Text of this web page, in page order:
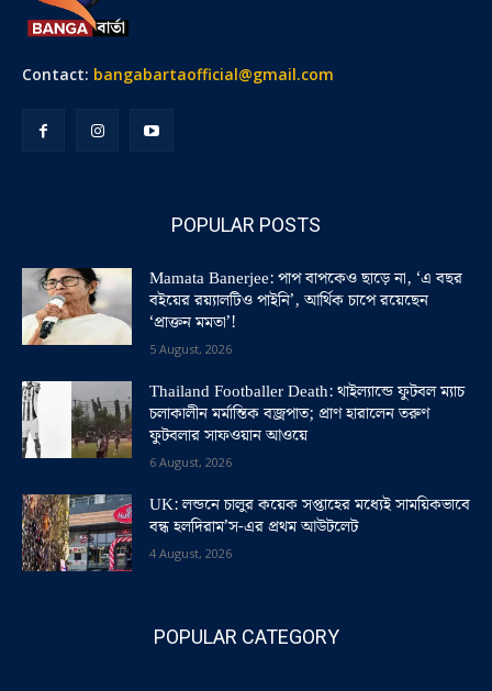
Contact: bangabartaofficial@gmail.com
POPULAR POSTS
Mamata Banerjee: পাপ বাপকেও ছাড়ে না, ‘এ বছর
বইয়ের রয়্যালটিও পাইনি’, আর্থিক চাপে রয়েছেন
‘প্রাক্তন মমতা’!
5 August, 2026
Thailand Footballer Death: থাইল্যান্ডে ফুটবল ম্যাচ
চলাকালীন মর্মান্তিক বজ্রপাত; প্রাণ হারালেন তরুণ
ফুটবলার সাফওয়ান আওয়ে
6 August, 2026
UK: লন্ডনে চালুর কয়েক সপ্তাহের মধ্যেই সাময়িকভাবে
বন্ধ হলদিরাম’স-এর প্রথম আউটলেট
4 August, 2026
POPULAR CATEGORY